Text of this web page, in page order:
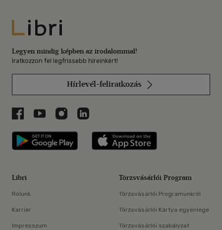
Libri
Legyen mindig képben az irodalommal!
Iratkozzon fel legfrissebb híreinkért!
Hírlevél-feliratkozás
Libri a Facebookon
Libri a Youtube-on
Libri az Instagramon
Libri a LinkedInen
Libri applikáció Szerezd meg: Google
Libri
Rólunk
Karrier
Impresszum
Törzsvásárlói Program
Törzsvásárlói Programunkról
Törzsvásárlói Kártya egyenlege
Törzsvásárlói szabályzat